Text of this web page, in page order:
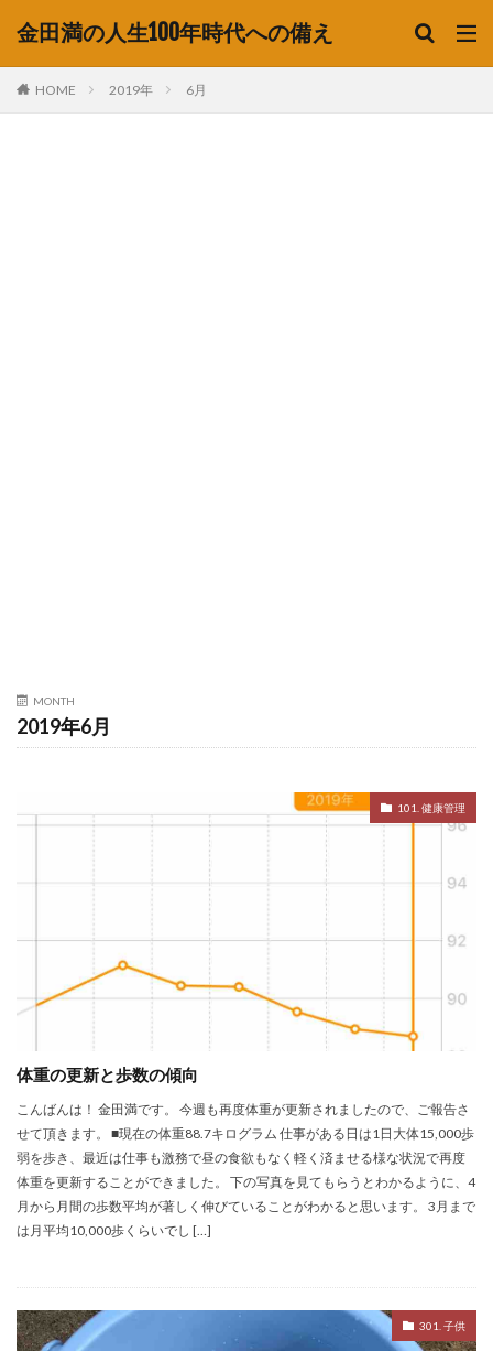
金田満の人生100年時代への備え
HOME 2019年 6月
MONTH
2019年6月
101. 健康管理
体重の更新と歩数の傾向
こんばんは！ 金田満です。 今週も再度体重が更新されましたので、ご報告さ
せて頂きます。 ■現在の体重88.7キログラム 仕事がある日は1日大体15,000歩
弱を歩き、最近は仕事も激務で昼の食欲もなく軽く済ませる様な状況で再度
体重を更新することができました。 下の写真を見てもらうとわかるように、4
月から月間の歩数平均が著しく伸びていることがわかると思います。 3月まで
は月平均10,000歩くらいでし […]
301. 子供